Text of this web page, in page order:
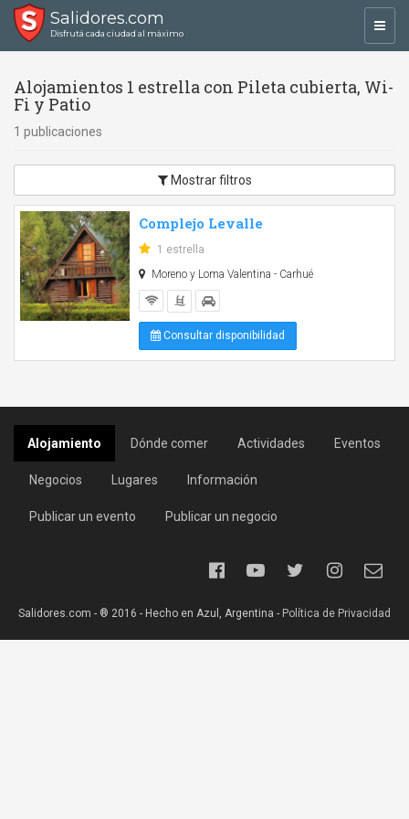
Salidores.com
Disfrutá cada ciudad al máximo
Alojamientos 1 estrella con Pileta cubierta, Wi-
Fi y Patio
1 publicaciones
Mostrar filtros
Complejo Levalle
1 estrella
Moreno y Loma Valentina - Carhué
Consultar disponibilidad
Alojamiento Dónde comer Actividades Eventos
Negocios Lugares Información
Publicar un evento Publicar un negocio
Salidores.com - ® 2016 - Hecho en Azul, Argentina - Política de Privacidad